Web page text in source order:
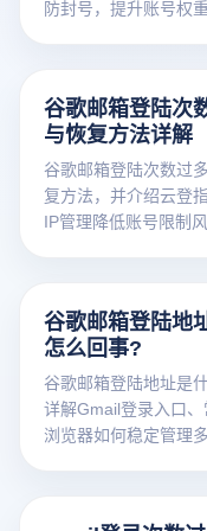
防封号，提升账号权重
谷歌邮箱登陆次
与恢复方法详解
谷歌邮箱登陆次数过
复方法，并介绍云登
IP管理降低账号限制风
谷歌邮箱登陆地
怎么回事?
谷歌邮箱登陆地址是
详解Gmail登录入口
浏览器如何稳定管理